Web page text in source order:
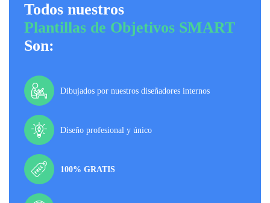
Todos nuestros
Plantillas de Objetivos SMART
Son:
Dibujados por nuestros diseñadores internos
Diseño profesional y único
100% GRATIS